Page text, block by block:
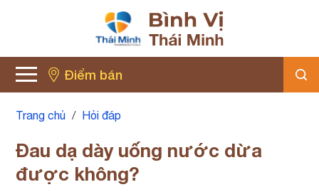
Điểm bán
Trang chủ / Hỏi đáp
Đau dạ dày uống nước dừa
được không?